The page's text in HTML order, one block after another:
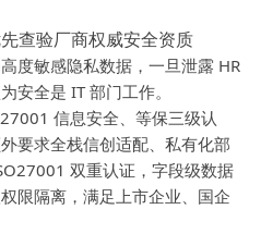
查验厂商权威安全资质
度敏感隐私数据，一旦泄露 HR
安全是 IT 部门工作。
信息安全、等保三级认
要求全栈信创适配、私有化部
双重认证，字段级数据
限隔离，满足上市企业、国企